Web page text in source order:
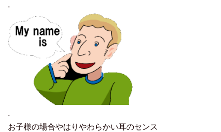
.
.
お子様の場合やはりやわらかい耳のセンス